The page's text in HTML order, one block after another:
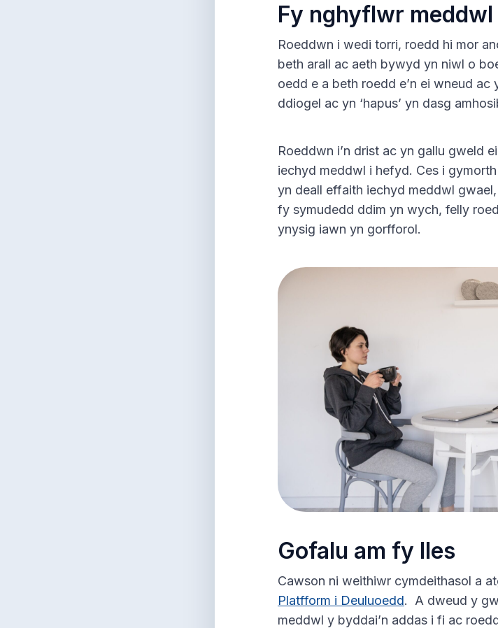
Fy nghyflwr meddwl
Roeddwn i wedi torri, roedd hi mor
beth arall ac aeth bywyd yn niwl o
oedd e a beth roedd e’n ei wneud ac
ddiogel ac yn ‘hapus’ yn dasg
Roeddwn i’n drist ac yn gallu gweld
iechyd meddwl i hefyd. Ces i
yn deall effaith iechyd meddwl
fy symudedd ddim yn wych, felly
ynysig iawn yn gorfforol.
Gofalu am fy lles
Cawson ni weithiwr cymdeithasol a
Platfform i Deuluoedd. A dweud y
meddwl y byddai’n addas i fi ac